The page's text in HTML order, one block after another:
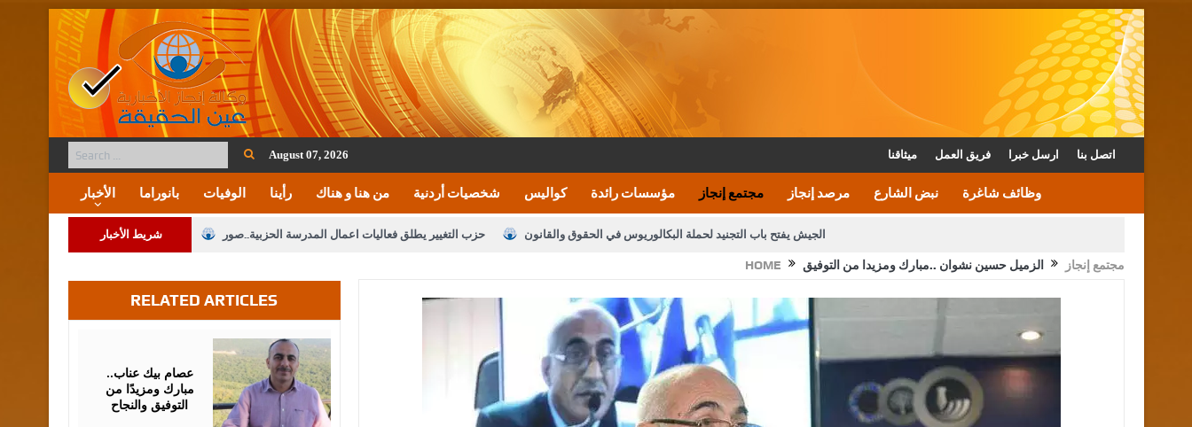
August 07, 2026 ميثاقنا فريق العمل ارسل خبرا اتصل بنا
الأخبار بانوراما الوفيات رأينا من هنا و هناك شخصيات أردنية كواليس مؤسسات رائدة مجتمع إنجاز مرصد إنجاز نبض الشارع وظائف شاغرة
شريط الأخبار حزب التغيير يطلق فعاليات اعمال المدرسة الحزبية..صور الجيش يفتح باب التجنيد لحملة البكالوريوس في الحقوق والقانون
الأمن يتلف 16 مليون حبة كبتاجون و1480 كغم مواد مخدرة
النواب يقر مشروع تعديل قانون الملكية العقارية القاضي يلتقي رؤساء تحرير الصحف اليومية ويؤكد حرص مجلس النواب على شراكة فاعلة مع الإعلام
دعوة المكلفين بخدمة العلم (الدفعة الثالثة) إلى مراجعة منصة خدمة العلم الملك يلتقي مجموعة من رفاق السلاح الملك يتلقى اتصالا هاتفيا من العاهل البحريني
القاضي محمود أحمد فريحات.. مبارك ومزيدا من التوفيق
HOME مجتمع إنجاز الزميل حسين نشوان ..مبارك ومزيدا من التوفيق
RELATED ARTICLES
عصام بيك عناب..
مبارك ومزيدًا من
التوفيق والنجاح